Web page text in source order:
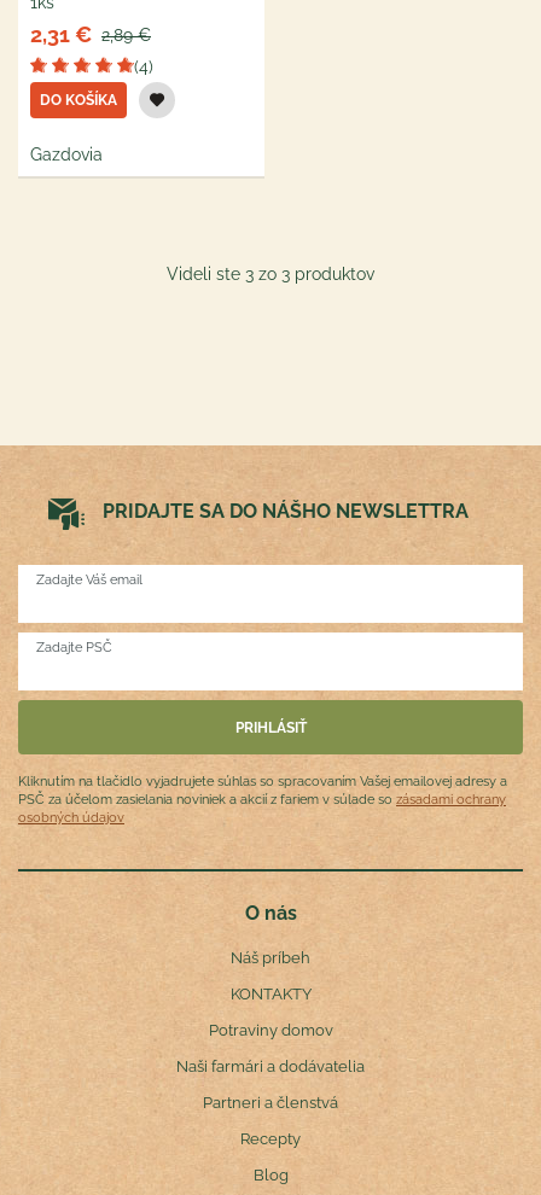
2,31 € 2,89 €
(4)
DO KOŠÍKA
Gazdovia
Videli ste 3 zo 3 produktov
PRIDAJTE SA DO NÁŠHO NEWSLETTRA
Zadajte Váš email
Zadajte PSČ
Kliknutím na tlačidlo vyjadrujete súhlas so spracovaním Vašej emailovej adresy a
PSČ za účelom zasielania noviniek a akcií z fariem v súlade so zásadami ochrany
osobných údajov
O nás
Náš príbeh
KONTAKTY
Potraviny domov
Naši farmári a dodávatelia
Partneri a členstvá
Recepty
Blog